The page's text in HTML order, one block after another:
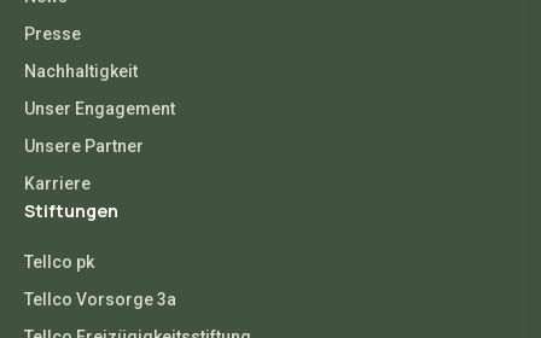
Presse
Nachhaltigkeit
Unser Engagement
Unsere Partner
Karriere
Stiftungen
Tellco pk
Tellco Vorsorge 3a